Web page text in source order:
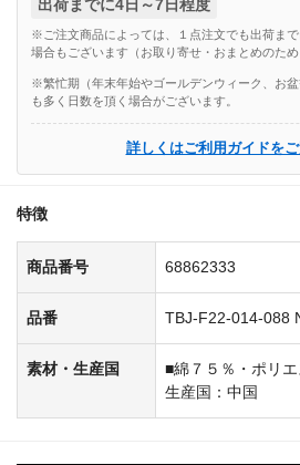
出荷までに4日～7日程度
※ご注文商品によっては、１点注文でも出荷まで
場合もございます（お取り寄せ・おまとめのため
※繁忙期（年末年始やゴールデンウィーク、お
も多く日数を頂く場合がございます。
詳しくはご利用ガイドを
特徴
商品番号 68862333
品番 TBJ-F22-014-088
素材・生産国
■綿７５％・ポリ
生産国：中国